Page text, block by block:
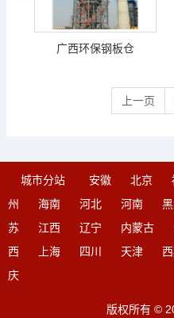
广西环保钢板仓
上一页
城市分站 安徽 北京
州
海南 河北 河南
苏
江西 辽宁 内蒙古
西
上海 四川 天津
庆
版权所有 ©